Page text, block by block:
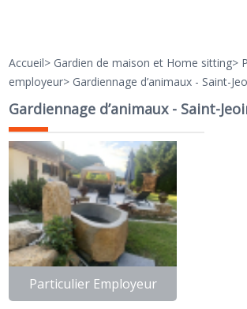
Accueil> Gardien de maison et Home sitting>
employeur> Gardiennage d’animaux - Saint-
Gardiennage d’animaux - Saint-
Particulier Employeur